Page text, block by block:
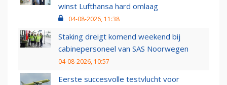
winst Lufthansa hard omlaag
04-08-2026, 11:38
Staking dreigt komend weekend bij
cabinepersoneel van SAS Noorwegen
04-08-2026, 10:57
Eerste succesvolle testvlucht voor